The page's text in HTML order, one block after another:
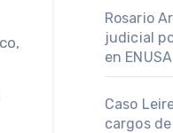
Rosario
judicial
en ENUSA
Caso
cargos